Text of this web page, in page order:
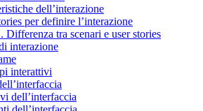
dell’interazione
per definire l’interazione
Differenza tra scenari e user stories
interazione
interattivi
dell’interfaccia